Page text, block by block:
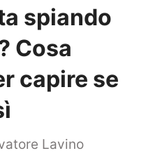
spiando
Cosa
capire se
Lavino